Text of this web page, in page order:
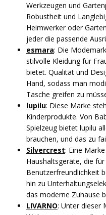
Werkzeugen und
Robustheit und
Heimwerker oder
jeder die passende
esmara: Die
stilvolle Kleidung für
bietet. Qualität und
Hand, sodass man
Tasche greifen zu
lupilu: Diese Marke
Kinderprodukte. Von
Spielzeug bietet lupilu
brauchen, und das zu
Silvercrest: Eine
Haushaltsgeräte, die
Benutzerfreundlichkeit
hin zu
das moderne Zuhause
LIVARNO: Unter dieser